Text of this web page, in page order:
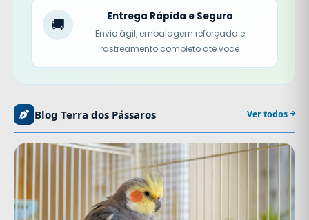
🚚 Entrega Rápida e Segura
Envio ágil, embalagem reforçada e
rastreamento completo até você
Blog Terra dos Pássaros Ver todos